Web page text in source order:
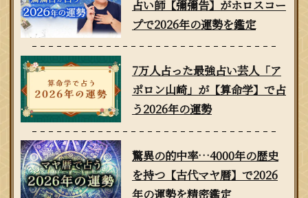
占い師【彌彌告】がホロスコー
プで2026年の運勢を鑑定
7万人占った最強占い芸人「ア
ポロン山崎」が【算命学】で占
う2026年の運勢
驚異の的中率…4000年の歴史
を持つ【古代マヤ暦】で2026
年の運勢を精密鑑定